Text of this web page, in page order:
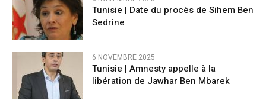
Tunisie | Date du procès de Sihem Ben
Sedrine
6 NOVEMBRE 2025
Tunisie | Amnesty appelle à la
libération de Jawhar Ben Mbarek